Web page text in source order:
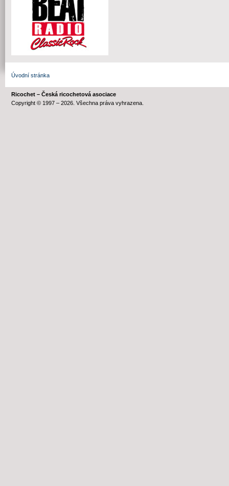
Úvodní stránka
Ricochet – Česká ricochetová asociace
Copyright © 1997 – 2026. Všechna práva vyhrazena.